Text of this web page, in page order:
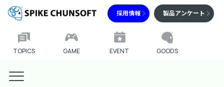
採用情報 製品アンケート
TOPICS GAME EVENT GOODS